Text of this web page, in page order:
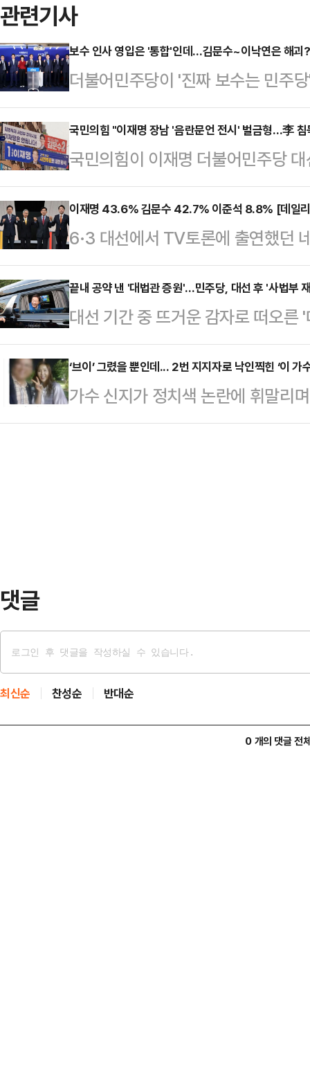
관련기사
보수 인사 영입은 '통합'인데…김문수~이낙연은 해괴
더불어민주당이 '진짜 보수는 민주
사를 영입한 상황에서, 정작 김문수
당 상임고문의 연대에 대해서는 강
는 진영을 가리지 않은 연대가 민주
국민의힘과 관련된 연대에는 부정
는 지적도 나온다.이재명 민주당
튜디오에서 국내 주식시장 활성화
났다. 이 자리에서 그…
국민의힘 "이재명 장남 '음란문언 전시' 벌금형…李 침
국민의힘이 이재명 더불어민주당
문언 전시 혐의로 500만원 벌금형
의 '침묵'을 문제삼고 나섰다.김혜
변인은 28일 오후 논평에서 "언론
가 상습도박과 음란문언 전시 혐의
"이 씨는 불법도박 관련 게시글을
성적 수치심을 유발하는 발언을 수
열었다.이어 "그…
이재명 43.6% 김문수 42.7% 이준석 8.8% [데일
6·3 대선에서 TV토론에 출연했던
문한 결과, 이재명 더불어민주당
42.7%를 기록했다. 두 후보 간 격
다.'호텔경제학' '커피 원가 120원' '
논란과 김문수 후보의 뒷심이 맞물
다만 이번 설문에서는 국민의힘을
보수 과표집 현상이 발생했을 가능
이…
끝내 공약 낸 '대법관 증원'…민주당, 대선 후 '사법부
대선 기간 중 뜨거운 감자로 떠오른
대선 후보 정책 공약집에 담겼다.
압박'으로 비춰질 것을 우려해 철회
약의 취지는 그간 민주당이 꾸준히
국민 신뢰도 제고다. 그러나 국민의
‘브이’ 그렸을 뿐인데... 2번 지지자로 낙인찍힌 ‘이 가
가수 신지가 정치색 논란에 휘말리
소셜미디어(SNS)에 “신지 기호 2
댓글
최신순 찬성순 반대순
0 개의 댓글 전